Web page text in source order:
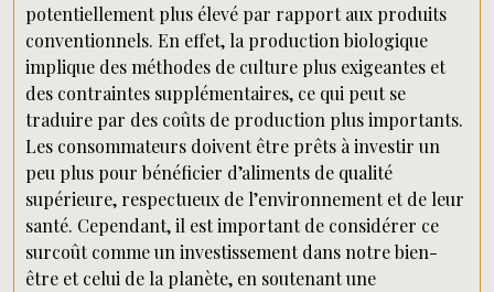
potentiellement plus élevé par rapport aux produits
conventionnels. En effet, la production biologique
implique des méthodes de culture plus exigeantes et
des contraintes supplémentaires, ce qui peut se
traduire par des coûts de production plus importants.
Les consommateurs doivent être prêts à investir un
peu plus pour bénéficier d’aliments de qualité
supérieure, respectueux de l’environnement et de leur
santé. Cependant, il est important de considérer ce
surcoût comme un investissement dans notre bien-
être et celui de la planète, en soutenant une